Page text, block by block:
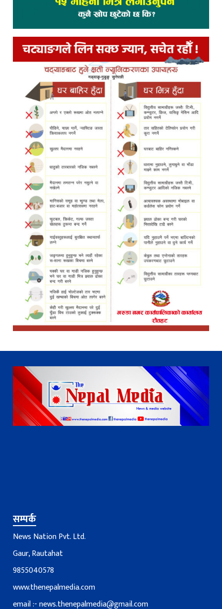
सम्पर्क
News Nation Pvt. Ltd.
Gaur, Rautahat
9855040578
www.thenepalmedia.com
email :-news.thenepalmedia@gmail.com